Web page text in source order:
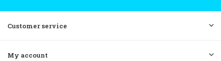
Customer service
My account